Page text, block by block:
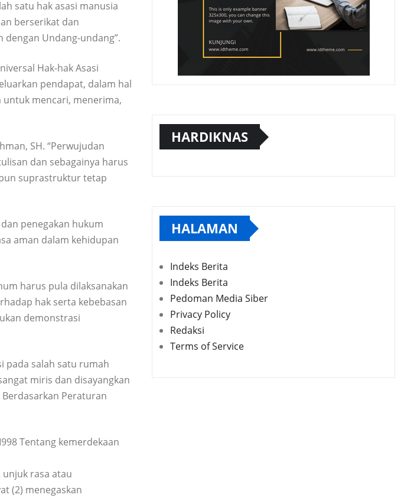
satu hak asasi manusia
berserikat dan
Undang-undang”.
Hak-hak Asasi
pendapat, dalam hal
mencari, menerima,
SH. “Perwujudan
dan sebagainya harus
suprastruktur tetap
penegakan hukum
aman dalam kehidupan
harus pula dilaksanakan
hak serta kebebasan
demonstrasi
pada salah satu rumah
miris dan disayangkan
Peraturan
Tentang kemerdekaan
rasa atau
(2) menegaskan
HARDIKNAS
HALAMAN
Indeks Berita
Indeks Berita
Pedoman Media Siber
Privacy Policy
Redaksi
Terms of Service